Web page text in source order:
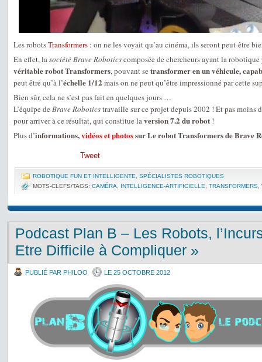
Les robotsTransformers : on ne les voyait qu’au cinéma, ils seront peut-être
En effet, lasociété Brave Roboticscomposée de chercheurs ayant la
véritable robot Transformers, pouvant se transformer en un véhicule,
peut être qu’à l’échelle 1/12 mais on ne peut qu’être impressionné par cette
Bien sûr, cela ne s’est pas fait en quelques jours …
L’équipe de Brave Roboticstravaille sur ce projet depuis 2002 ! Et pas moins
pour arriver à ce résultat, qui constitue laversion 7.2 du robot !
Plus d’informations,vidéos et photossur Le robot Transformers de Brave
Tweet
ROBOTIQUE FUN ET INTELLIGENTE
SPÉCIALISTES ROBOTIQUES
MOTS-CLEFS/TAGS: CAMÉRA INTELLIGENCE-ARTIFICIELLE TRANSFORMERS
Podcast Plan B – Les Robots,
Etre Difficile à Compliquer »
PUBLIÉ PAR PHILOO LE 25 OCTOBRE 2012